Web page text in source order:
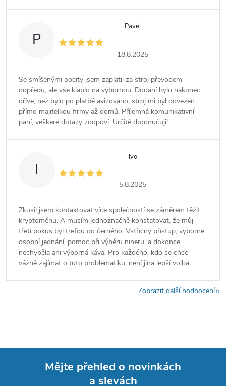
P
Pavel
18.8.2025
Se smíšenými pocity jsem zaplatil za stroj převodem
dopředu, ale vše klaplo na výbornou. Dodání bylo nakonec
dříve, než bylo po platbě avizováno, stroj mi byl dovezen
přímo majitelkou firmy až domů. Příjemná komunikativní
paní, veškeré dotazy zodpoví. Určitě doporučuji!
I
Ivo
5.8.2025
Zkusil jsem kontaktovat více společností se záměrem těžit
kryptoměnu. A musím jednoznačně konstatovat, že můj
třetí pokus byl trefou do černého. Vstřícný přístup, výborné
osobní jednání, pomoc při výběru nineru, a dokonce
nechyběla ani výborná káva. Pro každého, kdo se chce
vážně zajímat o tuto problematiku, není jiná lepší volba.
Zobrazit další hodnocení
Mějte přehled o novinkách
a slevách